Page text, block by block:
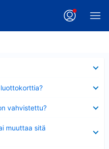
vahvistettu?
muuttaa sitä